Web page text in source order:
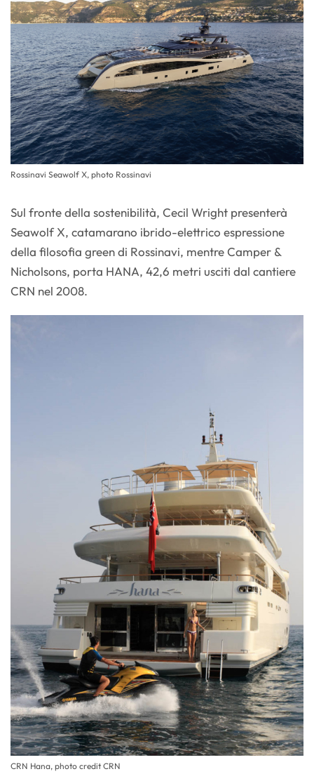
Rossinavi Seawolf X, photo Rossinavi
Sul fronte della sostenibilità, Cecil Wright presenterà
Seawolf X, catamarano ibrido-elettrico espressione
della filosofia green di Rossinavi, mentre Camper &
Nicholsons, porta HANA, 42,6 metri usciti dal cantiere
CRN nel 2008.
CRN Hana, photo credit CRN